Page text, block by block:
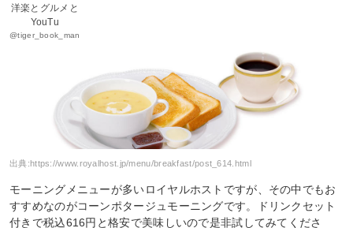
洋楽とグルメと
YouTu
@tiger_book_man
出典:https://www.royalhost.jp/menu/breakfast/post_614.html
モーニングメニューが多いロイヤルホストですが、その中でもお
すすめなのがコーンポタージュモーニングです。ドリンクセット
付きで税込616円と格安で美味しいので是非試してみてくださ